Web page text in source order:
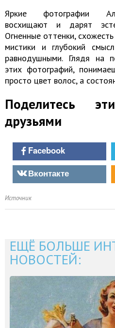
Яркие фотографии
восхищают и дарят
Огненные оттенки,
мистики и глубокий
равнодушными. Глядя на
этих фотографий,
просто цвет волос, а
Поделитесь
друзьями
Facebook
Вконтакте
Источник
ЕЩЁ БОЛЬШЕ
НОВОСТЕЙ: